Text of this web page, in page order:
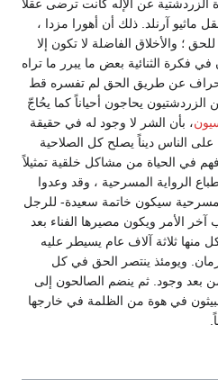
الزردشتية عن الإله كانت ترضى عقلاً
ماثيو آرنلد. ذلك أن أهورا مزدا ،
؛ والأخلاق الفاضلة لا تكون إلا
في فكرة الثنائية بعض ما يبرر ما تراه
عن طريق الحق لم تفسره قط
الزردشتيون يحاجون أحياناً كما يحُاجّ
، بأن الشر لا وجود له في حقيقة
الناس ديناً يصلح كل الصلاحية
في الحياة من مشاكل خلقية تمثيلاً
الرواية المسرحية ، وقد وعدوا
سيكون خاتمة سعيدة- للرجل
الأمر ويكون مصيرها الفناء بعد
منها ثلاثة آلاف عام يسيطر عليه
ويومئذ ينتصر الحق في كل
بعد وجود. ثم ينضم الصالحون إلى
في هوة من الظلمة في خارجها